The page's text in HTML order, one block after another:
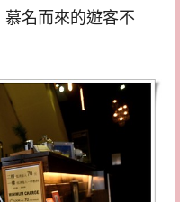
名而來的遊客不